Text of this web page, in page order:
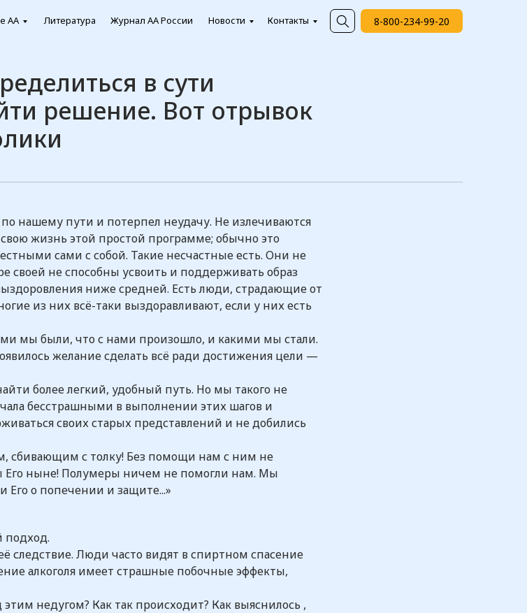
8-800-234-99-20
Контакты
Журнал АА России Новости
Литература
АА
в сути
решение. Вот отрывок
нашему пути и потерпел неудачу. Не излечиваются
жизнь этой простой программе; обычно это
сами с собой. Такие несчастные есть. Они не
своей не способны усвоить и поддерживать образ
ниже средней. Есть люди, страдающие от
из них всё-таки выздоравливают, если у них есть
мы были, что с нами произошло, и какими мы стали.
желание сделать всё ради достижения цели —
более легкий, удобный путь. Но мы такого не
бесстрашными в выполнении этих шагов и
своих старых представлений и не добились
сбивающим с толку! Без помощи нам с ним не
Его ныне! Полумеры ничем не помогли нам. Мы
о попечении и защите...»
подход.
следствие. Люди часто видят в спиртном спасение
алкоголя имеет страшные побочные эффекты,
недугом? Как так происходит? Как выяснилось ,